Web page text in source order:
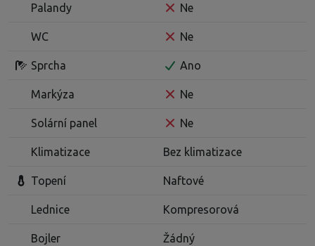
Palandy Ne
WC Ne
Sprcha Ano
Markýza Ne
Solární panel Ne
Klimatizace Bez klimatizace
Topení Naftové
Lednice Kompresorová
Bojler Žádný